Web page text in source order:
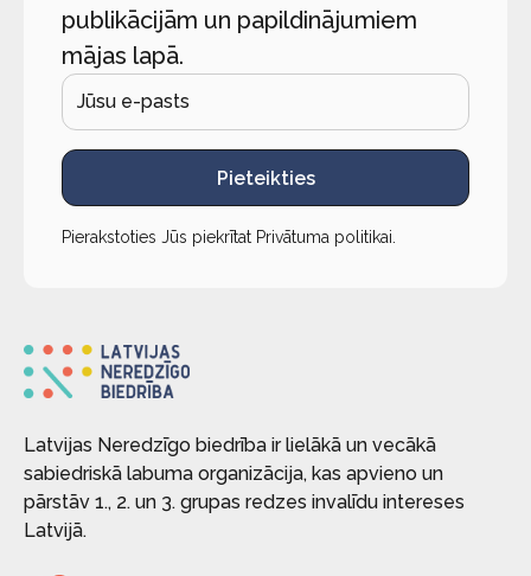
publikācijām un papildinājumiem
mājas lapā.
Pieteikties
Pierakstoties Jūs piekrītat Privātuma politikai
Latvijas Neredzīgo biedrība ir lielākā un vecākā
sabiedriskā labuma organizācija, kas apvieno un
pārstāv 1., 2. un 3. grupas redzes invalīdu intereses
Latvijā.